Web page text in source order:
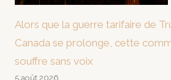
Alors que la guerre tarifaire de
Canada se prolonge, cette
souffre sans voix
5 août 2026